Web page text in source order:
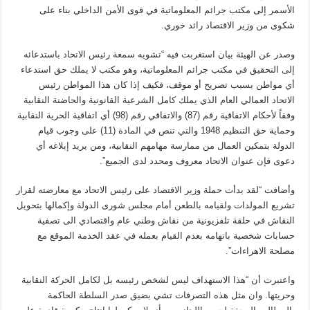
الأسمر إلى مكتب جرائم المعلوماتية في قوى الأمن الداخلي بناء على
شكوى من وزير الاقتصاد رائد خوري.
وصدر عن الهيئة بيان استغربت فيه “تشويه سمعة رئيس الاتحاد باستدعائه
إلى التحقيق في مكتب جرائم المعلوماتية، وهو مكتب لا يملك حق استدعاء
أي مواطن بسبب تصريح أو موقف، فكيف إذا كان هذا المواطن رئيس
الاتحاد العمالي العام الذي يملك كامل الشرعية القانونية والحاضنة النقابية
وفقاً لأحكام الاتفاقية رقم (87) والاتفاقي رقم (98) أي اتفاقية الحرية النقابية
وحماية حق التنظيم 1948 والتي تنص في المادة (11) على وجوب قيام
الدولة بتمكين العمال من ممارسة مهامهم النقابية، ومن يريد إبلاغه أي
دعوى فإن عنوان الاتحاد معروف ومحدد لدى الجميع”.
وأضافت “لقد بدأت حملة وزير الاقتصاد على رئيس الاتحاد مع معارضته لقرار
تشريع المولدات ولقيامه بالطعن أمام مجلس شورى الدولة وإكمالها بتحويل
النقاش في حلقة تلفزيونية من نقاش وطني عام واقتصادي الى تصفية
حسابات شخصية باتهامه بعدم القيام بعمله في عقد الخدمة الموقع مع
مصلحة الاهراءات”.
واعتبرت أن “هذا الاستهداف ليس لشخص رئيسه بل لكامل الحركة النقابية
وحريتها. وان مثل هذه التصرفات تشي بضيق صدر السلطة الحاكمة